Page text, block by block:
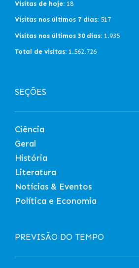
Visitas de hoje: 18
Visitas nos últimos 7 dias: 517
Visitas nos últimos 30 dias: 1.935
Total de visitas: 1.562.726
SEÇÕES
Ciência
Geral
História
Literatura
Notícias & Eventos
Política e Economia
PREVISÃO DO TEMPO